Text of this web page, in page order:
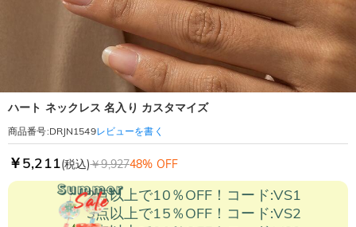
ハート ネックレス 名入り カスタマイズ
商品番号:DRJN1549レビューを書く
￥5,211(税込)￥9,92748% OFF
2点以上で10％OFF！コード:VS1
3点以上で15％OFF！コード:VS2